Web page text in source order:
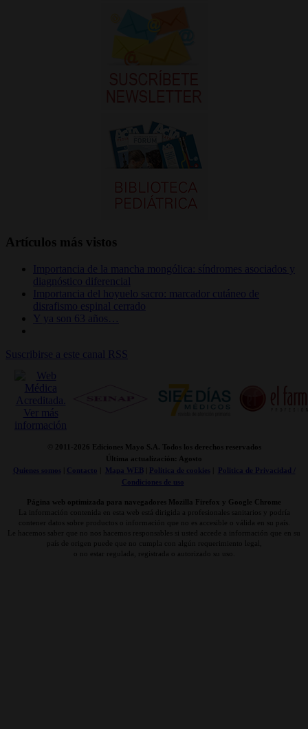
Artículos más vistos
Importancia de la mancha mongólica: síndromes asociados y
diagnóstico diferencial
Importancia del hoyuelo sacro: marcador cutáneo de
disrafismo espinal cerrado
Y ya son 63 años…
Suscribirse a este canal RSS
© 2011- 2026 Ediciones Mayo S.A. Todos los derechos reservados
Última actualización: Agosto
Quienes somos| Contacto Mapa WEB| Politica de cookies|
Politica de Privacidad /
Condiciones de uso
Página web optimizada para navegadores Mozilla Firefox y Google Chrome
La información contenida en esta web está dirigida a profesionales sanitarios y podría
contener datos sobre productos o información que no es accesible o válida en su país.
Le hacemos saber que no nos hacemos responsables si usted accede a información que en su
país de origen puede que no cumpla con algún requerimiento legal,
o no estar regulada, registrada o autorizado su uso.